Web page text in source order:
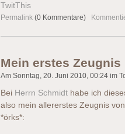
TwitThis
Permalink (0 Kommentare)
Mein erstes Zeugnis
Am Sonntag, 20. Juni 2010, 00:24 im
Bei Herrn Schmidt habe ich
also mein allererstes Zeugnis
*örks*: